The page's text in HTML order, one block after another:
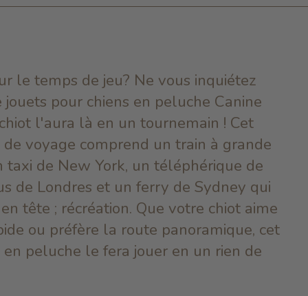
le temps de jeu? Ne vous inquiétez
pour chiens en peluche Canine
l'aura là en un tournemain ! Cet
voyage comprend un train à grande
taxi de New York, un téléphérique de
de Londres et un ferry de Sydney qui
tête ; récréation. Que votre chiot aime
ou préfère la route panoramique, cet
peluche le fera jouer en un rien de